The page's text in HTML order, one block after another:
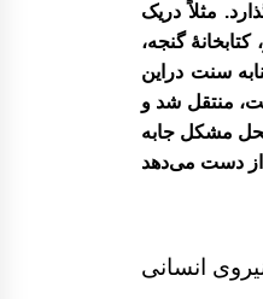
مثلاً دریک
گنجه،
سنت دراین
منتقل شد و
مشکل جابه